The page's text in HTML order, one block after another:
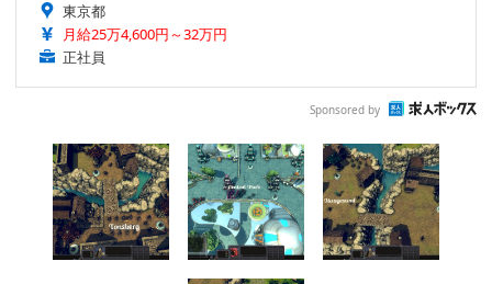
東京都
月給25万4,600円～32万円
正社員
Sponsored by